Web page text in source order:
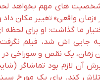
شخصیت های مهم بخواهد
«زمان واقعی» تغییر مکان داد
ما گذاشت: او برای لحظه
جایی اش شد، فیلم نگرفت.
آن زمان، یک نقص و سوراخی
آن لازم بود تماشاگر
کند. برای یک مورخ